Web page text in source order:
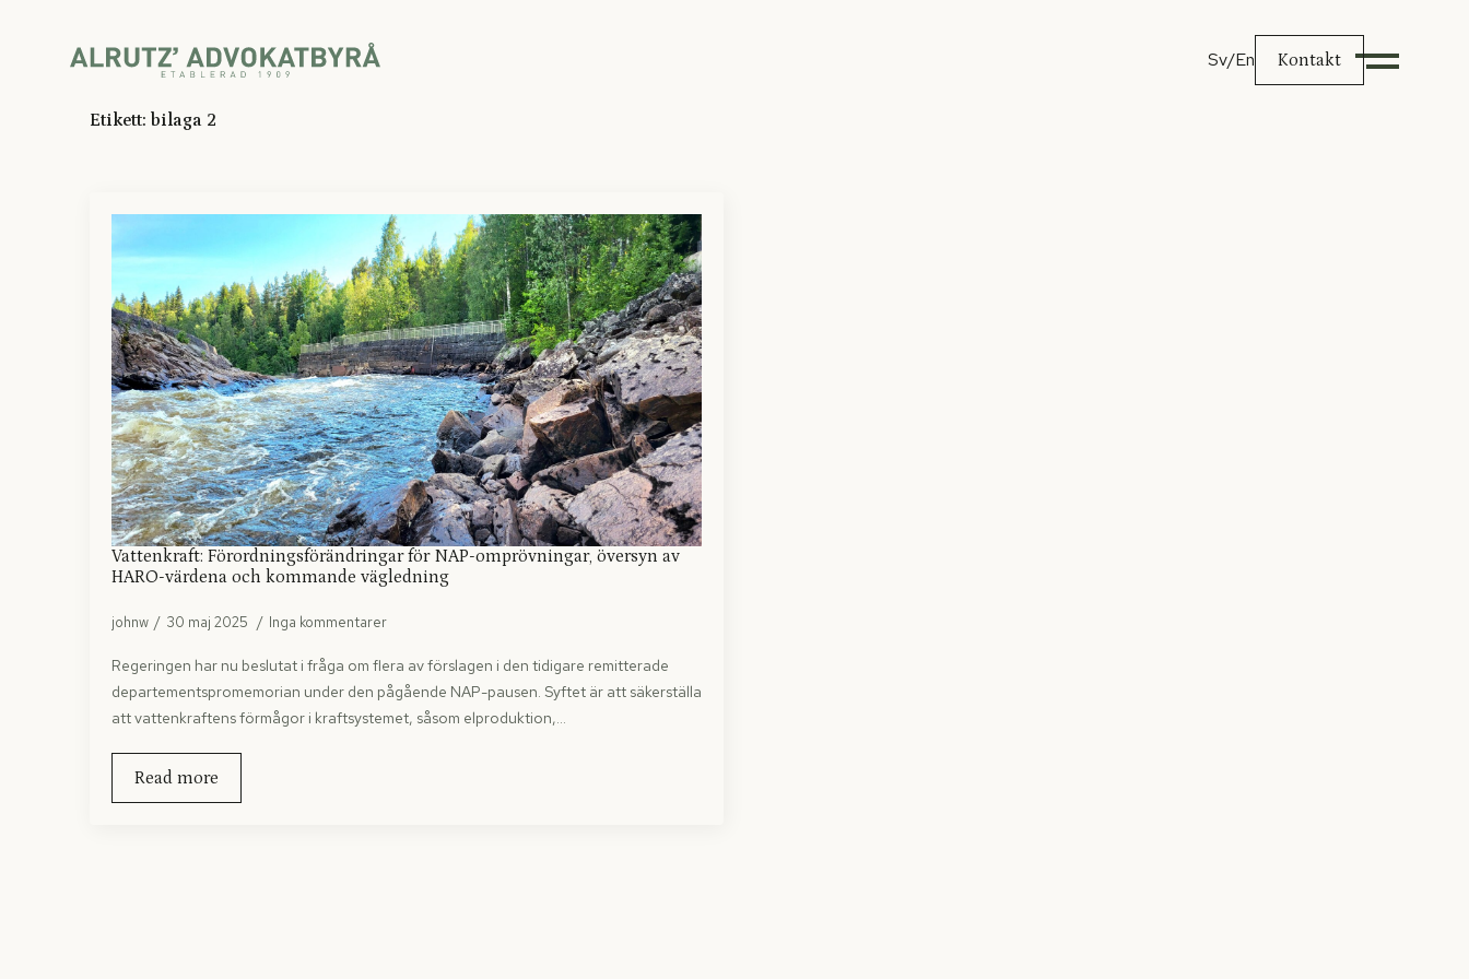
Sv/En Kontakt
Etikett: bilaga 2
Vattenkraft: Förordningsförändringar för NAP-omprövningar, översyn av
HARO-värdena och kommande vägledning
johnw 30 maj 2025 Inga kommentarer
Regeringen har nu beslutat i fråga om flera av förslagen i den tidigare remitterade
departementspromemorian under den pågående NAP-pausen. Syftet är att säkerställa
att vattenkraftens förmågor i kraftsystemet, såsom elproduktion,…
Read more